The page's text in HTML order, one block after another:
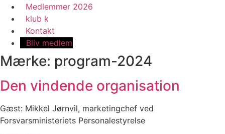
Medlemmer 2026
klub k
Kontakt
Bliv medlem
Mærke: program-2024
Den vindende organisation
Gæst: Mikkel Jørnvil, marketingchef ved
Forsvarsministeriets Personalestyrelse